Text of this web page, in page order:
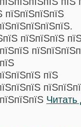
пїЅпїЅпїЅпїЅ
пїЅпїЅпїЅ
пїЅ